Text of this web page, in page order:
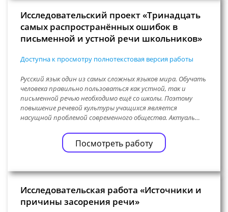
Исследовательский проект «Тринадцать
самых распространённых ошибок в
письменной и устной речи школьников»
Доступна к просмотру полнотекстовая версия работы
Русский язык один из самых сложных языков мира. Обучать
человека правильно пользоваться как устной, так и
письменной речью необходимо ещё со школы. Поэтому
повышение речевой культуры учащихся является
насущной проблемой современного общества. Актуаль…
Посмотреть работу
Исследовательская работа «Источники и
причины засорения речи»